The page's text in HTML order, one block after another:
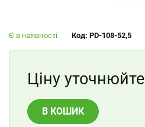
Є в наявності Код: PD-108-52,5
Ціну уточнюйте
В КОШИК